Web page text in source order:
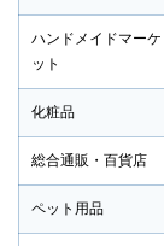
ハンドメイドマーケ
ット
化粧品
総合通販・百貨店
ペット用品